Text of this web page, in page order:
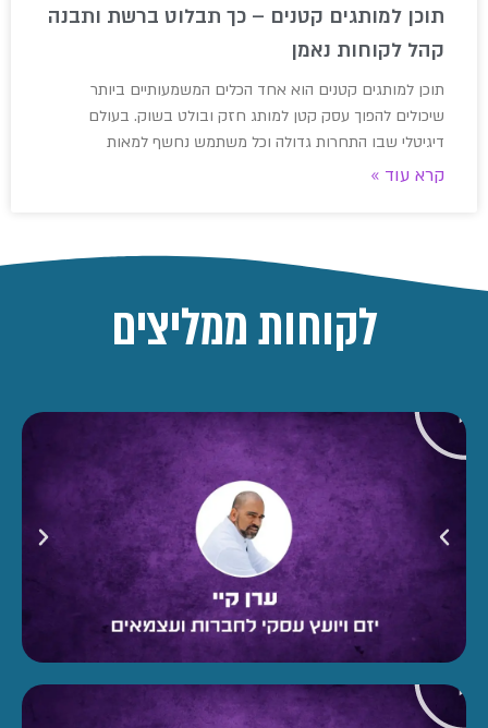
תוכן למותגים קטנים – כך תבלוט ברשת ותבנה
קהל לקוחות נאמן
תוכן למותגים קטנים הוא אחד הכלים המשמעותיים ביותר
שיכולים להפוך עסק קטן למותג חזק ובולט בשוק. בעולם
דיגיטלי שבו התחרות גדולה וכל משתמש נחשף למאות
קרא עוד »
לקוחות ממליצים